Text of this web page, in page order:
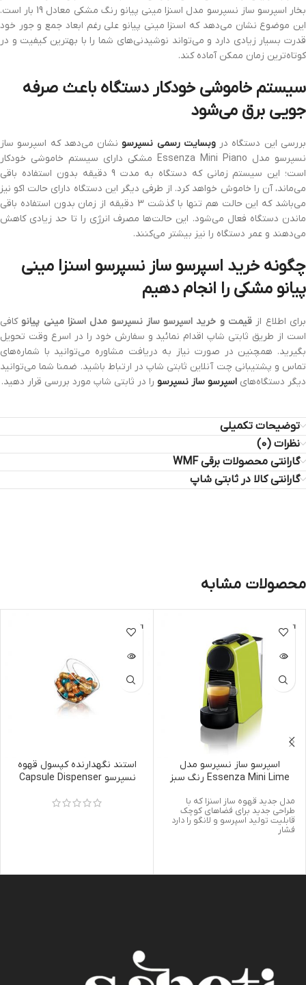
بخار اسپرسو ساز نسپرسو مدل اسنزا مینی پیانو رنگ مشکی معادل 19 بار است.
این موضوع نشان می‌دهد که اسنزا مینی پیانو علی رغم ابعاد جمع و جور خود
قدرت بسیار زیادی دارد و می‌تواند نوشیدنی‌های شما را با بهترین کیفیت و در
کوتاه‌ترین زمان ممکن آماده کند.
سیستم خاموشی خودکار دستگاه باعث صرفه
جویی برق می‌شود
بررسی این دستگاه دروبسایت رسمی نسپرسو نشان می‌دهد که اسپرسو ساز
نسپرسو مدل Essenza Mini Piano مشکی دارای سیستم خاموشی خودکار
است؛ این سیستم زمانی که دستگاه به مدت 9 دقیقه بدون استفاده باقی
می‌ماند، آن را خاموش خواهد کرد. از طرفی دیگر این دستگاه دارای حالت اکو نیز
می‌باشد که این حالت هم تنها با گذشت 3 دقیقه از زمان بدون استفاده باقی
ماندن دستگاه فعال می‌شود. این حالت‌ها مصرف انرژی را تا حد زیادی کاهش
می‌دهند و عمر دستگاه را نیز بیشتر می‌کنند.
چگونه خرید اسپرسو ساز نسپرسو اسنزا مینی
پیانو مشکی را انجام دهیم
برای اطلاع از قیمت و خرید اسپرسو ساز نسپرسو مدل اسنزا مینی پیانو کافی
است از طریق ثابتی شاپ اقدام نمائید و سفارش خود را در اسرع وقت تحویل
بگیرید. همچنین در صورت نیاز به دریافت مشاوره می‌توانید با شماره‌های
تماس و پشتیبانی چت آنلاین ثابتی شاپ در ارتباط باشید. ضمنا شما می‌توانید
دیگر دستگاه‌های اسپرسو ساز نسپرسو را در ثابتی شاپ مورد بررسی قرار دهید.
توضیحات تکمیلی
نظرات (0)
گارانتی محصولات برقی WMF
گارانتی کالا در ثابتی شاپ
محصولات مشابه
اتمام مو
جودی
اسپرسو ساز نسپرسو مدل
Essenza Mini Lime رنگ سبز
مدل جدید قهوه ساز اسنزا که با
طراحی جدید برای فضاهای کوچک
قابلیت تولید اسپرسو و لانگو را دارد
فشار
اتمام مو
جودی
استند نگهدارنده کپسول قهوه
نسپرسو Capsule Dispenser